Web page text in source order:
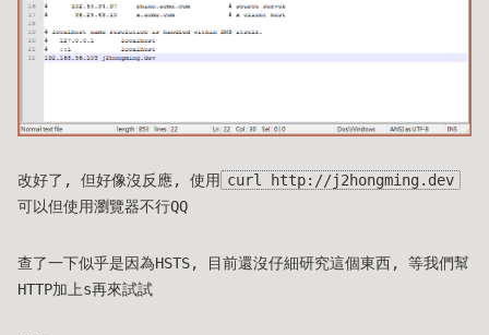
改好了, 但好像沒反應, 使用 curl http://j2hongming.dev
可以但使用瀏覽器不行QQ
查了一下似乎是因為HSTS, 目前還沒仔細研究這個東西, 等我們幫
HTTP加上s再來試試